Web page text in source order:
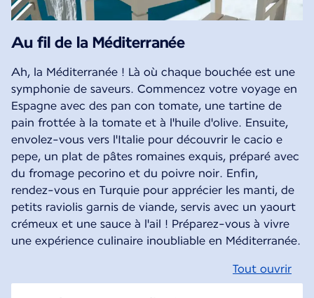
Au fil de la Méditerranée
Ah, la Méditerranée ! Là où chaque bouchée est une
symphonie de saveurs. Commencez votre voyage en
Espagne avec des pan con tomate, une tartine de
pain frottée à la tomate et à l'huile d'olive. Ensuite,
envolez-vous vers l'Italie pour découvrir le cacio e
pepe, un plat de pâtes romaines exquis, préparé avec
du fromage pecorino et du poivre noir. Enfin,
rendez-vous en Turquie pour apprécier les manti, de
petits raviolis garnis de viande, servis avec un yaourt
crémeux et une sauce à l'ail ! Préparez-vous à vivre
une expérience culinaire inoubliable en Méditerranée.
Tout ouvrir